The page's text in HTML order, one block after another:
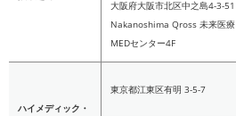
大阪府大阪市北区中之島4-3-51
Nakanoshima Qross 未来医療
MEDセンター4F
ハイメディック・
東京都江東区有明 3-5-7